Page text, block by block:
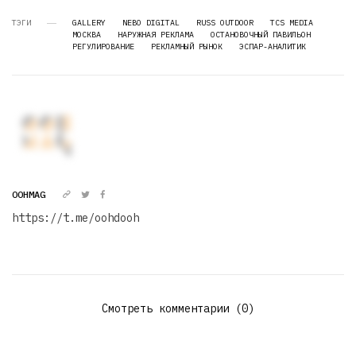
ТЭГИ GALLERY NEBO DIGITAL RUSS OUTDOOR
TCS MEDIA
МОСКВА
НАРУЖНАЯ РЕКЛАМА
ОСТАНОВОЧНЫЙ ПАВИЛЬОН
РЕГУЛИРОВАНИЕ
РЕКЛАМНЫЙ РЫНОК ЭСПАР-АНАЛИТИК
OOHMAG
https://t.me/oohdooh
Смотреть комментарии (0)